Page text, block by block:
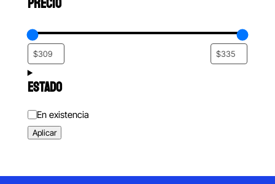
ESTADO
Estado
En existencia
Aplicar